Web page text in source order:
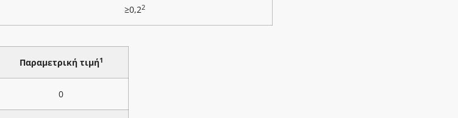
≥0,22
Παραμετρική τιμή1
0